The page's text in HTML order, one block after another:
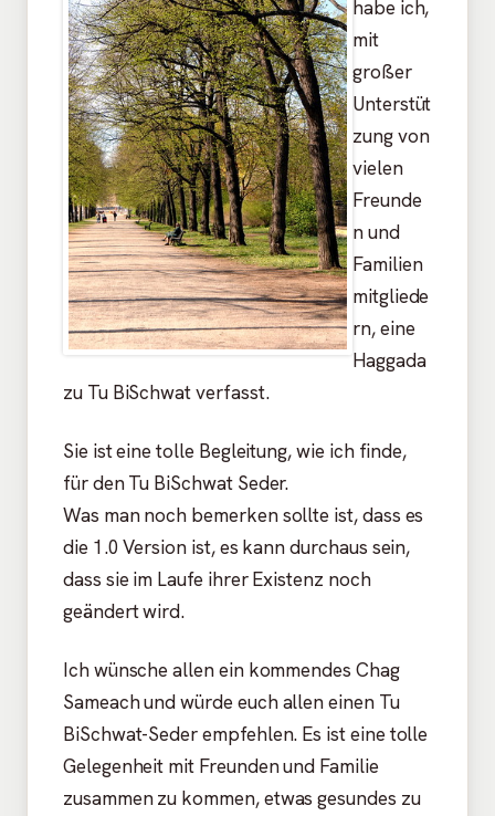
habe ich,
mit
großer
Unterstüt
zung von
vielen
Freunde
n und
Familien
mitgliede
rn, eine
Haggada
zu Tu BiSchwat verfasst.
Sie ist eine tolle Begleitung, wie ich finde,
für den Tu BiSchwat Seder.
Was man noch bemerken sollte ist, dass es
die 1.0 Version ist, es kann durchaus sein,
dass sie im Laufe ihrer Existenz noch
geändert wird.
Ich wünsche allen ein kommendes Chag
Sameach und würde euch allen einen Tu
BiSchwat-Seder empfehlen. Es ist eine tolle
Gelegenheit mit Freunden und Familie
zusammen zu kommen, etwas gesundes zu